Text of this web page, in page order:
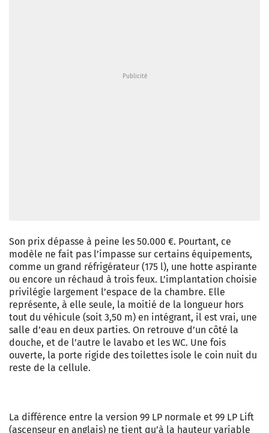
Son prix dépasse à peine les 50.000 €. Pourtant, ce
modèle ne fait pas l’impasse sur certains équipements,
comme un grand réfrigérateur (175 l), une hotte aspirante
ou encore un réchaud à trois feux. L’implantation choisie
privilégie largement l’espace de la chambre. Elle
représente, à elle seule, la moitié de la longueur hors
tout du véhicule (soit 3,50 m) en intégrant, il est vrai, une
salle d’eau en deux parties. On retrouve d’un côté la
douche, et de l’autre le lavabo et les WC. Une fois
ouverte, la porte rigide des toilettes isole le coin nuit du
reste de la cellule.
La différence entre la version 99 LP normale et 99 LP Lift
(ascenseur en anglais) ne tient qu’à la hauteur variable